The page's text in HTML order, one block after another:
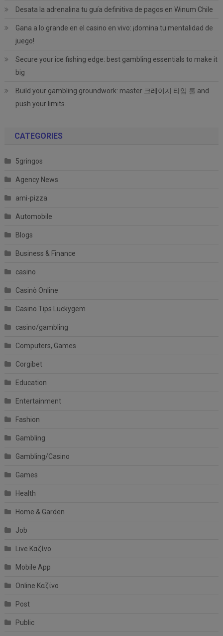
Desata la adrenalina tu guía definitiva de pagos en Winum Chile
Gana a lo grande en el casino en vivo: ¡domina tu mentalidad de
juego!
Secure your ice fishing edge: best gambling essentials to make it
big
Build your gambling groundwork: master 크레이지 타임 룰 and
push your limits.
CATEGORIES
5gringos
Agency News
ami-pizza
Automobile
Blogs
Business & Finance
casino
Casinò Online
Casino Tips Luckygem
casino/gambling
Computers, Games
Corgibet
Education
Entertainment
Fashion
Gambling
Gambling/Casino
Games
Health
Home & Garden
Job
Live Καζίνο
Mobile App
Online Καζίνο
Post
Public